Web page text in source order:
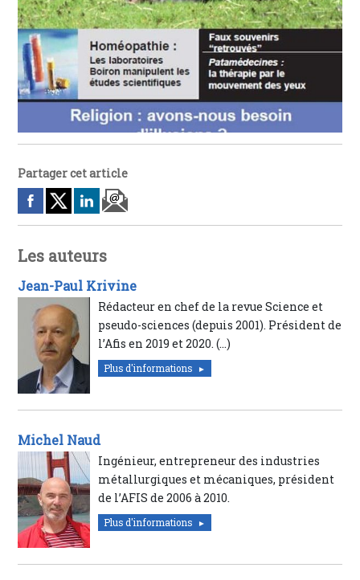
Partager cet article
Les auteurs
Jean-Paul Krivine
Rédacteur en chef de la revue Science et
pseudo-sciences (depuis 2001). Président de
l’Afis en 2019 et 2020. (…)
Plus d'informations
Michel Naud
Ingénieur, entrepreneur des industries
métallurgiques et mécaniques, président
de l’AFIS de 2006 à 2010.
Plus d'informations